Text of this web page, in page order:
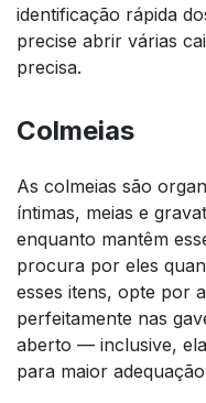
identificação rápida
precise abrir várias
precisa.
Colmeias
As colmeias são
íntimas, meias e
enquanto mantêm
procura por eles
esses itens, opte por
perfeitamente nas
aberto — inclusive,
para maior